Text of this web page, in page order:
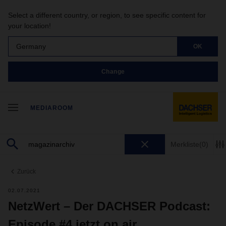
Select a different country, or region, to see specific content for
your location!
Germany OK
Change
MEDIAROOM
Merkliste(0)
Zurück
02.07.2021
NetzWert – Der DACHSER Podcast: